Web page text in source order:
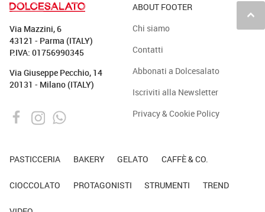
keyboard_arrow_up
Via Mazzini, 6
43121 - Parma (ITALY)
P.IVA: 01756990345
Via Giuseppe Pecchio, 14
20131 - Milano (ITALY)
ABOUT FOOTER
Chi siamo
Contatti
Abbonati a Dolcesalato
Iscriviti alla Newsletter
Privacy & Cookie Policy
PASTICCERIA BAKERY GELATO CAFFÈ & CO.
CIOCCOLATO PROTAGONISTI STRUMENTI TREND